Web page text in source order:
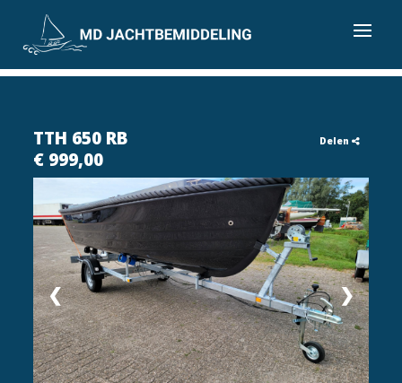
TTH 650 RB Delen
€ 999,00
❮ ❯